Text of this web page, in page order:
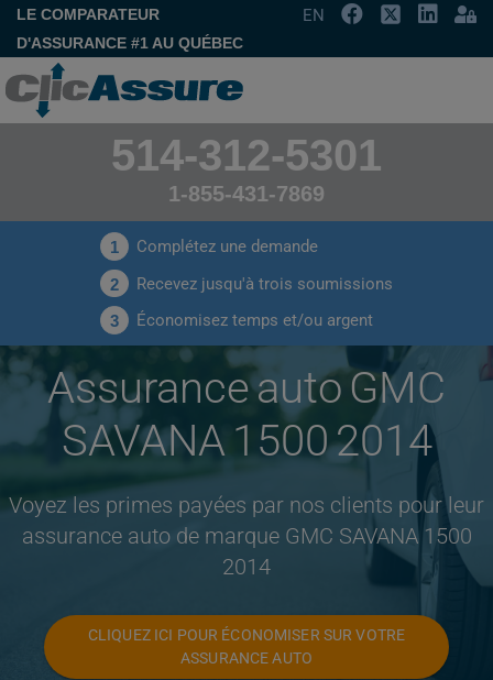
LE COMPARATEUR
D'ASSURANCE #1 AU QUÉBEC
EN
514-312-5301
1-855-431-7869
1 Complétez une demande
2 Recevez jusqu'à trois soumissions
3 Économisez temps et/ou argent
Assurance auto GMC
SAVANA 1500 2014
Voyez les primes payées par nos clients pour leur
assurance auto de marque GMC SAVANA 1500
2014
CLIQUEZ ICI POUR ÉCONOMISER SUR VOTRE
ASSURANCE AUTO